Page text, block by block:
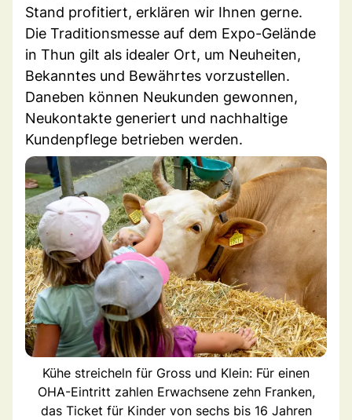
Stand profitiert, erklären wir Ihnen gerne.
Die Traditionsmesse auf dem Expo-Gelände
in Thun gilt als idealer Ort, um Neuheiten,
Bekanntes und Bewährtes vorzustellen.
Daneben können Neukunden gewonnen,
Neukontakte generiert und nachhaltige
Kundenpflege betrieben werden.
Kühe streicheln für Gross und Klein: Für einen
OHA-Eintritt zahlen Erwachsene zehn Franken,
das Ticket für Kinder von sechs bis 16 Jahren